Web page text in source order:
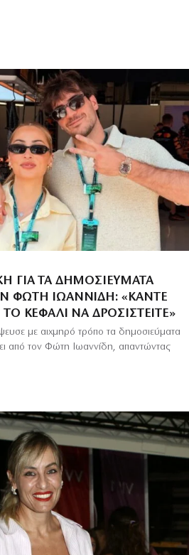
ΓΙΑ ΤΑ ΔΗΜΟΣΙΕΎΜΑΤΑ
ΦΏΤΗ ΙΩΑΝΝΊΔΗ: «ΚΆΝΤΕ
ΚΕΦΆΛΙ ΝΑ ΔΡΟΣΙΣΤΕΊΤΕ»
με αιχμηρό τρόπο τα δημοσιεύματα
από τον Φώτη Ιωαννίδη, απαντώντας